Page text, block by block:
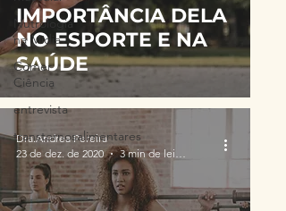
Nutrologia
na Mídia
Comer
Ciência
entrevista
transtornosalimentares
IMPORTÂNCIA DELA
NO ESPORTE E NA
SAÚDE
Dra.Andrea Pereira
23 de dez. de 2020
3 min de leitura